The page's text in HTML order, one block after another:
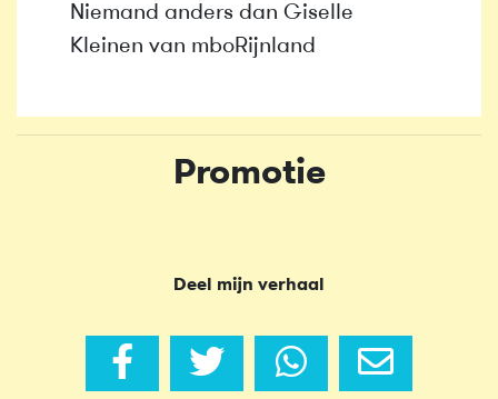
Niemand anders dan Giselle
Kleinen van mboRijnland
Promotie
Deel mijn verhaal